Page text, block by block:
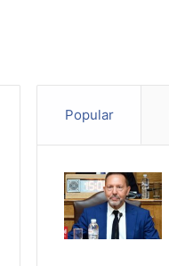
Popular